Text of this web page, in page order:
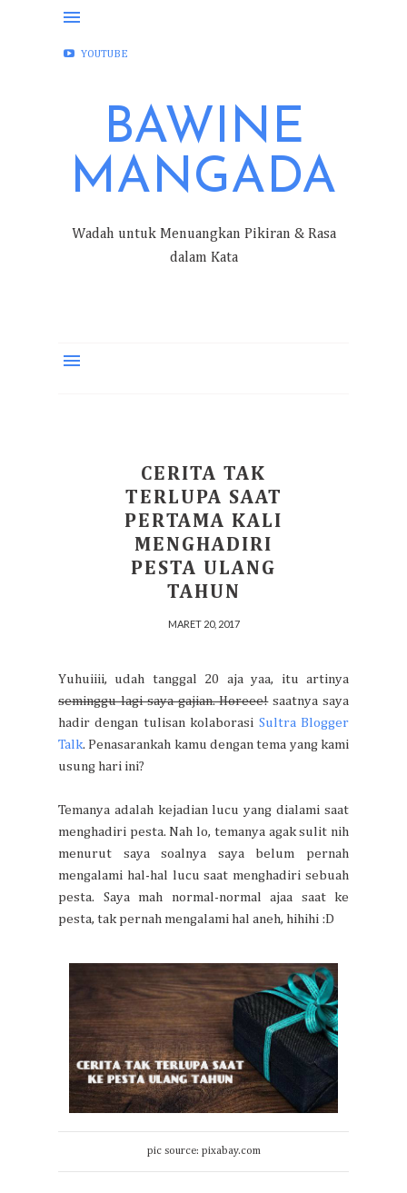
FACEBOOK
YOUTUBE
BAWINE
MANGADA
Wadah untuk Menuangkan Pikiran & Rasa
dalam Kata
CERITA TAK
TERLUPA SAAT
PERTAMA KALI
MENGHADIRI
PESTA ULANG
TAHUN
MARET 20, 2017
Yuhuiiii, udah tanggal 20 aja yaa, itu artinya
seminggu lagi saya gajian. Horeee!saatnya saya
hadir dengan tulisan kolaborasi Sultra Blogger
Talk. Penasarankah kamu dengan tema yang kami
usung hari ini?
Temanya adalah kejadian lucu yang dialami saat
menghadiri pesta. Nah lo, temanya agak sulit nih
menurut saya soalnya saya belum pernah
mengalami hal-hal lucu saat menghadiri sebuah
pesta. Saya mah normal-normal ajaa saat ke
pesta, tak pernah mengalami hal aneh, hihihi :D
pic source: pixabay.com